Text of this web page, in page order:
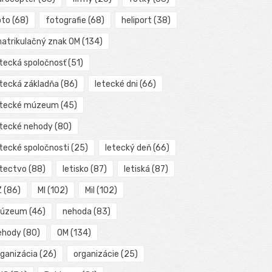
(68) fotografie (68) heliport (38)
znak OM (134)
spoločnosť(51)
základňa (86) letecké dni (66)
múzeum (45)
nehody(80)
spoločnosti (25) letecký deň(66)
(88) letisko (87) letiská (87)
(86) MI (102) Mil (102)
(46) nehoda (83)
(80) OM (134)
(26) organizácie (25)